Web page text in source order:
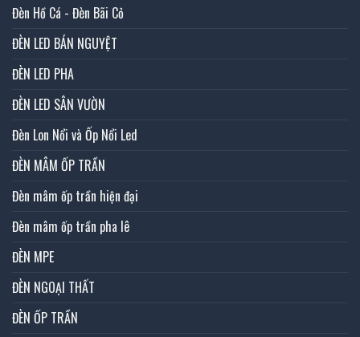
Đèn Hồ Cá - Đèn Bãi Cỏ
ĐÈN LED BÁN NGUYỆT
ĐÈN LED PHA
ĐÈN LED SÂN VƯỜN
Đèn Lon Nổi và Ốp Nổi Led
ĐÈN MÂM ỐP TRẦN
Đèn mâm ốp trần hiện đại
Đèn mâm ốp trần pha lê
ĐÈN MPE
ĐÈN NGOẠI THẤT
ĐÈN ỐP TRẦN